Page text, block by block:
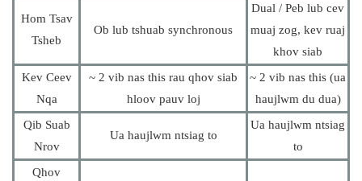
Hom Tsav
Tsheb
Ob lub tshuab synchronous
Dual / Peb lub cev
muaj zog, kev ruaj
khov siab
Kev Ceev
Nqa
~ 2 vib nas this rau qhov siab
hloov pauv loj
~ 2 vib nas this (ua
haujlwm du dua)
Qib Suab
Nrov
Ua haujlwm ntsiag to
Ua haujlwm ntsiag
to
Qhov